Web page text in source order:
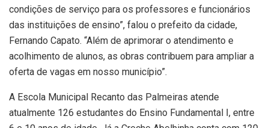
condições de serviço para os professores e funcionários
das instituições de ensino”, falou o prefeito da cidade,
Fernando Capato. “Além de aprimorar o atendimento e
acolhimento de alunos, as obras contribuem para ampliar a
oferta de vagas em nosso município”.
A Escola Municipal Recanto das Palmeiras atende
atualmente 126 estudantes do Ensino Fundamental I, entre